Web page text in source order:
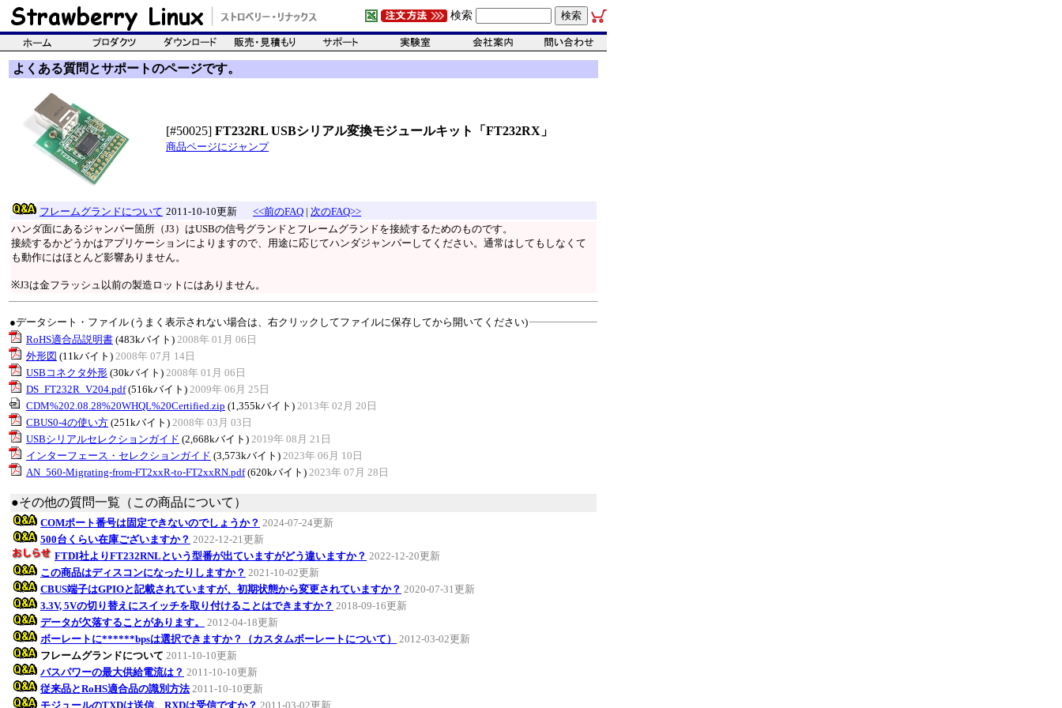
検索
よくある質問とサポートのページです。
[#50025] FT232RL USBシリアル変換モジュールキット「FT232RX」
商品ページにジャンプ
フレームグランドについて 2011-10-10更新 <<前のFAQ | 次のFAQ>>
ハンダ面にあるジャンパー箇所（J3）はUSBの信号グランドとフレームグランドを接続するためのものです。
接続するかどうかはアプリケーションによりますので、用途に応じてハンダジャンパーしてください。通常はしてもしなくて
も動作にはほとんど影響ありません。
※J3は金フラッシュ以前の製造ロットにはありません。
●データシート・ファイル (うまく表示されない場合は、右クリックしてファイルに保存してから開いてください)
RoHS適合品説明書 (483kバイト) 2008年 01月 06日
外形図 (11kバイト) 2008年 07月 14日
USBコネクタ外形 (30kバイト) 2008年 01月 06日
DS_FT232R_V204.pdf(516kバイト) 2009年 06月 25日
CDM%202.08.28%20WHQL%20Certified.zip (1,355kバイト) 2013年 02月 20日
CBUS0-4の使い方 (251kバイト) 2008年 03月 03日
USBシリアルセレクションガイド (2,668kバイト) 2019年 08月 21日
インターフェース・セレクションガイド (3,573kバイト) 2023年 06月 10日
AN_560-Migrating-from-FT2xxR-to-FT2xxRN.pdf(620kバイト) 2023年 07月 28日
●その他の質問一覧（この商品について）
COMポート番号は固定できないのでしょうか？ 2024-07-24更新
500台くらい在庫ございますか？ 2022-12-21更新
FTDI社よりFT232RNLという型番が出ていますがどう違いますか？ 2022-12-20更新
この商品はディスコンになったりしますか？ 2021-10-02更新
CBUS端子はGPIOと記載されていますが、初期状態から変更されていますか？ 2020-07-31更新
3.3V, 5Vの切り替えにスイッチを取り付けることはできますか？ 2018-09-16更新
データが欠落することがあります。
2012-04-18更新
ボーレートに******bpsは選択できますか？（カスタムボーレートについて）
2012-03-02更新
フレームグランドについて 2011-10-10更新
バスパワーの最大供給電流は？ 2011-10-10更新
従来品とRoHS適合品の識別方法 2011-10-10更新
モジュールのTXDは送信、RXDは受信ですか？ 2011-03-02更新